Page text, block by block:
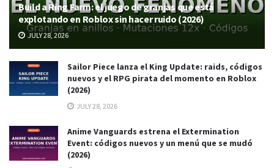
Build a Ring Farm: el juego de granjas que está
explotando en Roblox sin hacer ruido (2026)
JULY 28, 2026
Sailor Piece lanza el King Update: raids, códigos
nuevos y el RPG pirata del momento en Roblox
(2026)
JULY 28, 2026
Anime Vanguards estrena el Extermination
Event: códigos nuevos y un menú que se mudó
(2026)